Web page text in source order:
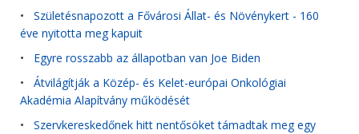
• Születésnapozott a Fővárosi Állat- és Növénykert - 160
éve nyitotta meg kapuit
• Egyre rosszabb az állapotban van Joe Biden
• Átvilágítják a Közép- és Kelet-európai Onkológiai
Akadémia Alapítvány működését
• Szervkereskedőnek hitt nentősöket támadtak meg egy